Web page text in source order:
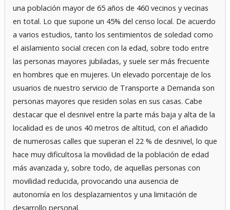
una población mayor de 65 años de 460 vecinos y vecinas
en total. Lo que supone un 45% del censo local. De acuerdo
a varios estudios, tanto los sentimientos de soledad como
el aislamiento social crecen con la edad, sobre todo entre
las personas mayores jubiladas, y suele ser más frecuente
en hombres que en mujeres. Un elevado porcentaje de los
usuarios de nuestro servicio de Transporte a Demanda son
personas mayores que residen solas en sus casas. Cabe
destacar que el desnivel entre la parte más baja y alta de la
localidad es de unos 40 metros de altitud, con el añadido
de numerosas calles que superan el 22 % de desnivel, lo que
hace muy dificultosa la movilidad de la población de edad
más avanzada y, sobre todo, de aquellas personas con
movilidad reducida, provocando una ausencia de
autonomía en los desplazamientos y una limitación de
desarrollo personal.